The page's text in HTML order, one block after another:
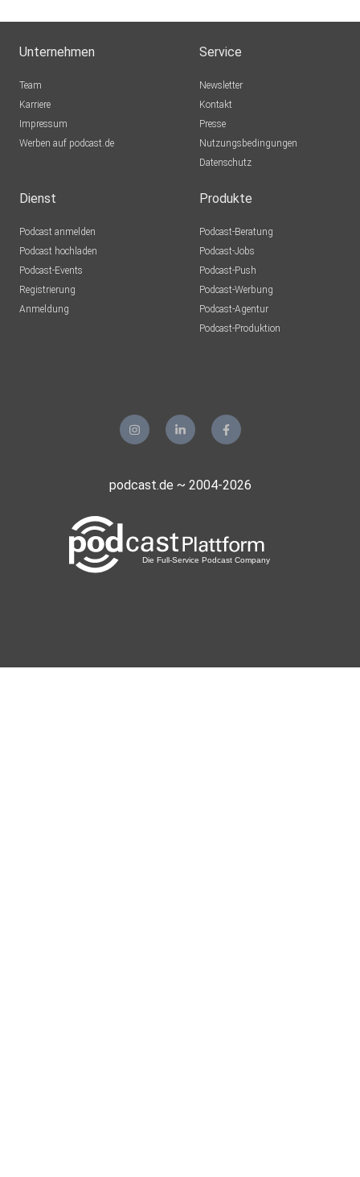
Unternehmen
Team
Karriere
Impressum
Werben auf podcast.de
Service
Newsletter
Kontakt
Presse
Nutzungsbedingungen
Datenschutz
Dienst
Podcast anmelden
Podcast hochladen
Podcast-Events
Registrierung
Anmeldung
Produkte
Podcast-Beratung
Podcast-Jobs
Podcast-Push
Podcast-Werbung
Podcast-Agentur
Podcast-Produktion
podcast.de ~ 2004-2026